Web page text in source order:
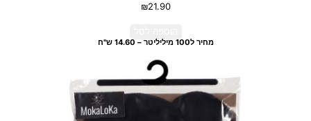
₪21.90
מחיר ל100 מיליליטר – 14.60 ש"ח